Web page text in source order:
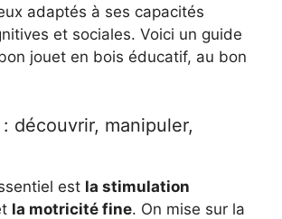
adaptés à ses capacités
et sociales. Voici un guide
jouet en bois éducatif, au bon
découvrir, manipuler,
est la stimulation
la motricité fine. On mise sur la